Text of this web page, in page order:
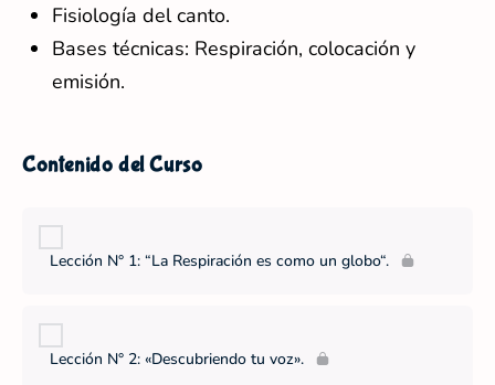
Fisiología del canto.
Bases técnicas: Respiración, colocación y
emisión.
Contenido del Curso
Lección N° 1: “La Respiración es como un globo“.
Lección N° 2: «Descubriendo tu voz».